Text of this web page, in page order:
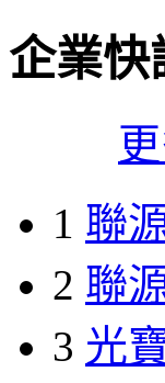
企業快
1 聯
2 聯
3 光